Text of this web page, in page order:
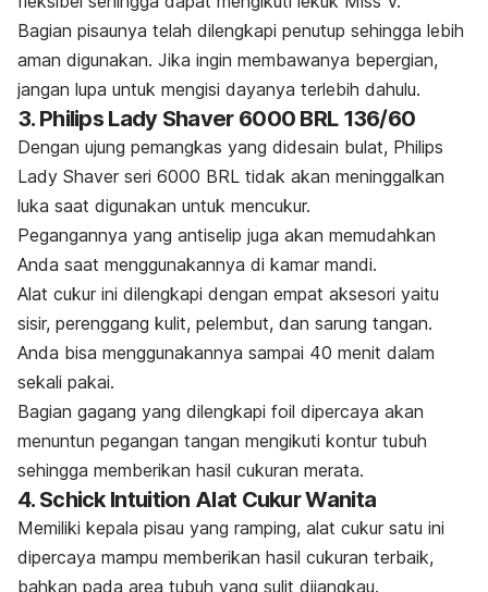
Bagian pisaunya telah dilengkapi penutup sehingga lebih
aman digunakan. Jika ingin membawanya bepergian,
jangan lupa untuk mengisi dayanya terlebih dahulu.
3. Philips Lady Shaver 6000 BRL 136/60
Dengan ujung pemangkas yang didesain bulat, Philips
Lady Shaver seri 6000 BRL tidak akan meninggalkan
luka saat digunakan untuk mencukur.
Pegangannya yang antiselip juga akan memudahkan
Anda saat menggunakannya di kamar mandi.
Alat cukur ini dilengkapi dengan empat aksesori yaitu
sisir, perenggang kulit, pelembut, dan sarung tangan.
Anda bisa menggunakannya sampai 40 menit dalam
sekali pakai.
Bagian gagang yang dilengkapi foil dipercaya akan
menuntun pegangan tangan mengikuti kontur tubuh
sehingga memberikan hasil cukuran merata.
4. Schick Intuition Alat Cukur Wanita
Memiliki kepala pisau yang ramping, alat cukur satu ini
dipercaya mampu memberikan hasil cukuran terbaik,
bahkan pada area tubuh yang sulit dijangkau.